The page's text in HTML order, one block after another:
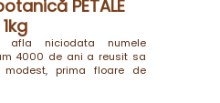
PETALE
niciodata numele
4000 de ani a reusit sa
prima floare de